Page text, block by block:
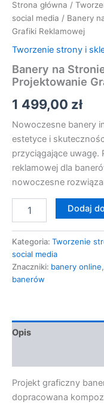
Strona główna /
social media / Banery
Grafiki Reklamowej
Tworzenie strony i
Banery na
Projektowanie
1 499,00 zł
Nowoczesne banery
estetyce i
przyciągające uwagę.
reklamowej dla
nowoczesne
Dodaj
Kategoria: Tworzenie
social media
Znaczniki: banery online,
banerów
Opis
Projekt graficzny
dopracowana